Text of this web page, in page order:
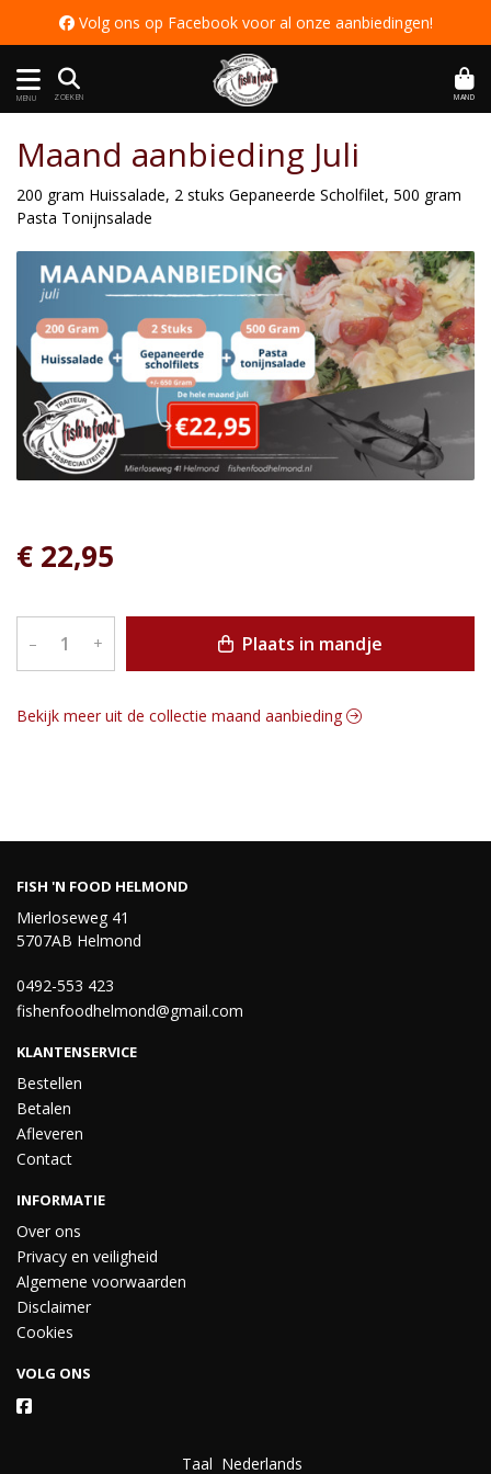
 Volg ons op Facebook voor al onze aanbiedingen!
MENU ZOEKEN MAND
Maand aanbieding Juli
200 gram Huissalade, 2 stuks Gepaneerde Scholfilet, 500 gram
Pasta Tonijnsalade
€ 22,95
– + Plaats in mandje
Bekijk meer uit de collectie maand aanbieding
FISH 'N FOOD HELMOND
Mierloseweg 41
5707AB Helmond
0492-553 423
fishenfoodhelmond@gmail.com
KLANTENSERVICE
Bestellen
Betalen
Afleveren
Contact
INFORMATIE
Over ons
Privacy en veiligheid
Algemene voorwaarden
Disclaimer
Cookies
VOLG ONS
Taal